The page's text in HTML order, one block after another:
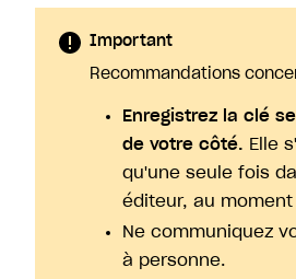
Important
Recommandations
Enregistrez la clé
de votre côté. Elle
qu'une seule fois
éditeur, au
Ne communiquez
à personne.